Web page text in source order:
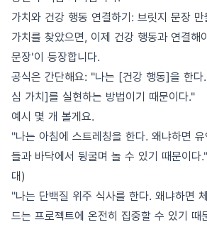
가치와 건강 행동 연결하기: 브릿지 문장 만
가치를 찾았으면, 이제 건강 행동과 연결해
문장'이 등장합니다.
공식은 간단해요: "나는 [건강 행동]을 한
심 가치]를 실현하는 방법이기 때문이다."
예시 몇 개 볼게요.
"나는 아침에 스트레칭을 한다. 왜냐하면 유
들과 바닥에서 뒹굴며 놀 수 있기 때문이다
대)
"나는 단백질 위주 식사를 한다. 왜냐하면
드는 프로젝트에 온전히 집중할 수 있기 때